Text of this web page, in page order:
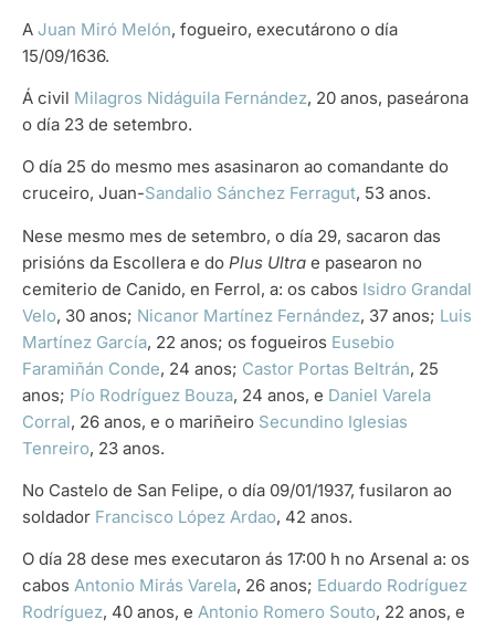
A Juan Miró Melón, fogueiro, executárono o día
15/09/1636.
Á civil Milagros Nidáguila Fernández, 20 anos, paseárona
o día 23 de setembro.
O día 25 do mesmo mes asasinaron ao comandante do
cruceiro, Juan-Sandalio Sánchez Ferragut, 53 anos.
Nese mesmo mes de setembro, o día 29, sacaron das
prisións da Escollera e do Plus Ultra e pasearon no
cemiterio de Canido, en Ferrol, a: os cabos Isidro Grandal
Velo, 30 anos; Nicanor Martínez Fernández, 37 anos; Luis
Martínez García, 22 anos; os fogueiros Eusebio
Faramiñán Conde, 24 anos; Castor Portas Beltrán, 25
anos; Pío Rodríguez Bouza, 24 anos, e Daniel Varela
Corral, 26 anos, e o mariñeiro Secundino Iglesias
Tenreiro, 23 anos.
No Castelo de San Felipe, o día 09/01/1937, fusilaron ao
soldador Francisco López Ardao, 42 anos.
O día 28 dese mes executaron ás 17:00 h no Arsenal a: os
cabos Antonio Mirás Varela, 26 anos; Eduardo Rodríguez
Rodríguez, 40 anos, e Antonio Romero Souto, 22 anos, e